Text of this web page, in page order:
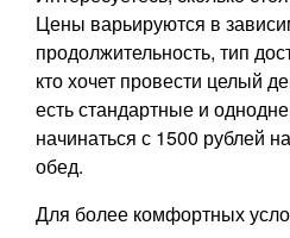
Цены варьируются в
продолжительность, тип
кто хочет провести целый
есть стандартные и
начинаться с 1500 рублей
обед.
Для более комфортных